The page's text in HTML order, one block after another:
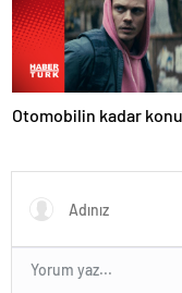
Otomobilin kadar